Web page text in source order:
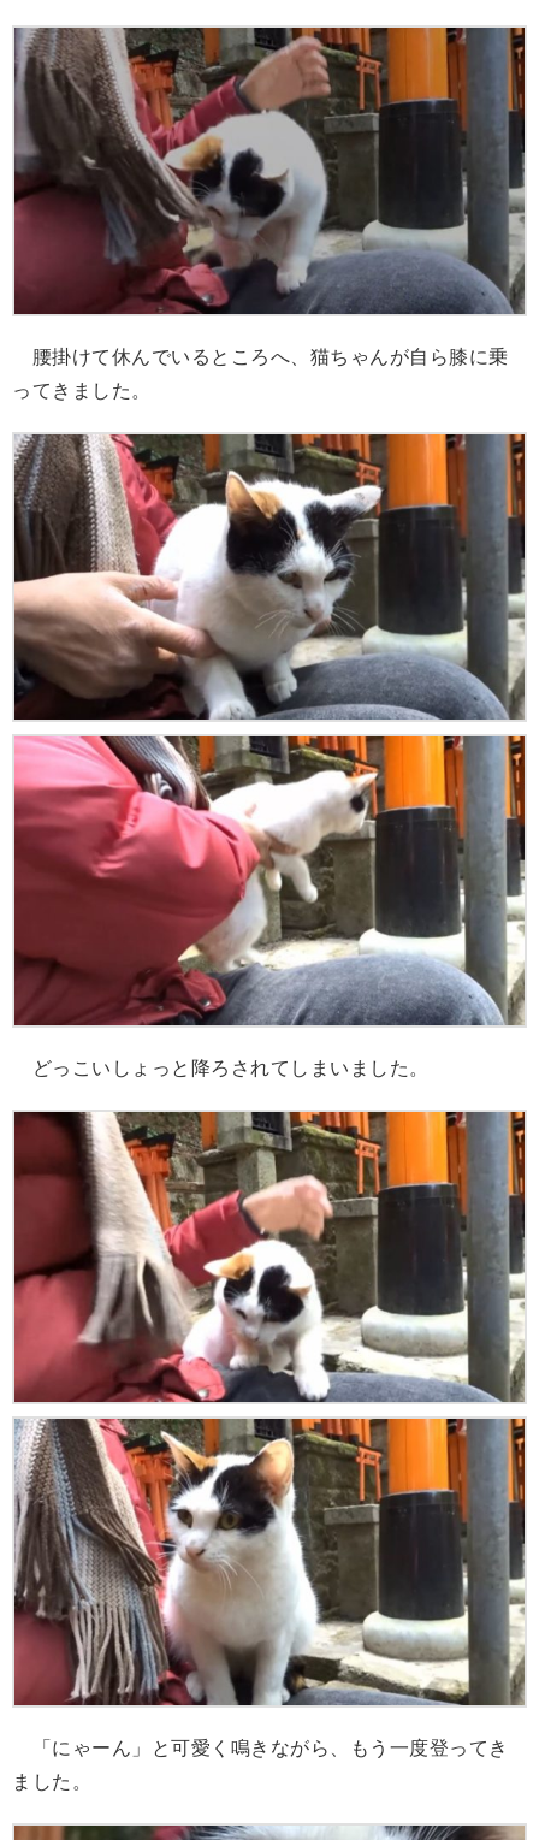
腰掛けて休んでいるところへ、猫ちゃんが自ら膝に乗
ってきました。
どっこいしょっと降ろされてしまいました。
「にゃーん」と可愛く鳴きながら、もう一度登ってき
ました。